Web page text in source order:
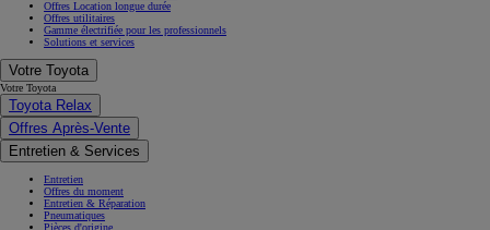
Offres Location longue durée
Offres utilitaires
Gamme électrifiée pour les professionnels
Solutions et services
Votre Toyota
Votre Toyota
Toyota Relax
Offres Après-Vente
Entretien & Services
Entretien
Offres du moment
Entretien & Réparation
Pneumatiques
Pièces d'origine